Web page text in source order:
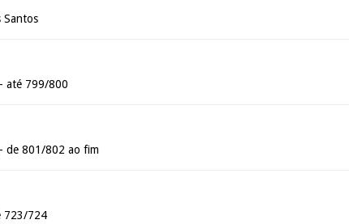
Santos
até 799/800
de 801/802 ao fim
723/724